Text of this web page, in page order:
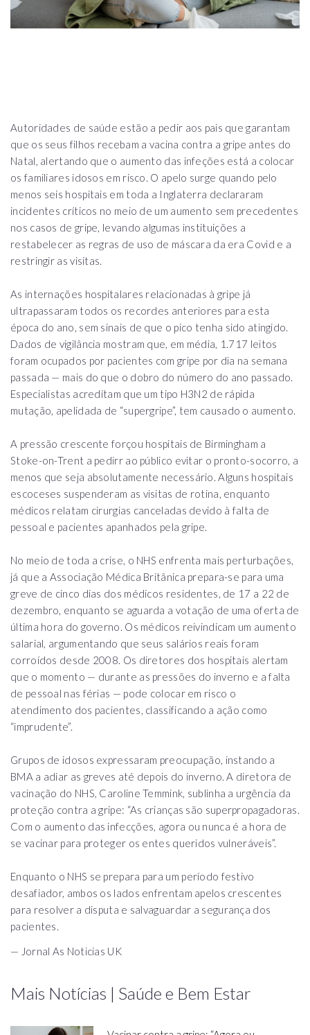
Autoridades de saúde estão a pedir aos pais que garantam
que os seus filhos recebam a vacina contra a gripe antes do
Natal, alertando que o aumento das infeções está a colocar
os familiares idosos em risco. O apelo surge quando pelo
menos seis hospitais em toda a Inglaterra declararam
incidentes críticos no meio de um aumento sem precedentes
nos casos de gripe, levando algumas instituições a
restabelecer as regras de uso de máscara da era Covid e a
restringir as visitas.
As internações hospitalares relacionadas à gripe já
ultrapassaram todos os recordes anteriores para esta
época do ano, sem sinais de que o pico tenha sido atingido.
Dados de vigilância mostram que, em média, 1.717 leitos
foram ocupados por pacientes com gripe por dia na semana
passada — mais do que o dobro do número do ano passado.
Especialistas acreditam que um tipo H3N2 de rápida
mutação, apelidada de “supergripe”, tem causado o aumento.
A pressão crescente forçou hospitais de Birmingham a
Stoke-on-Trent a pedirr ao público evitar o pronto-socorro, a
menos que seja absolutamente necessário. Alguns hospitais
escoceses suspenderam as visitas de rotina, enquanto
médicos relatam cirurgias canceladas devido à falta de
pessoal e pacientes apanhados pela gripe.
No meio de toda a crise, o NHS enfrenta mais perturbações,
já que a Associação Médica Britânica prepara-se para uma
greve de cinco dias dos médicos residentes, de 17 a 22 de
dezembro, enquanto se aguarda a votação de uma oferta de
última hora do governo. Os médicos reivindicam um aumento
salarial, argumentando que seus salários reais foram
corroídos desde 2008. Os diretores dos hospitais alertam
que o momento — durante as pressões do inverno e a falta
de pessoal nas férias — pode colocar em risco o
atendimento dos pacientes, classificando a ação como
“imprudente”.
Grupos de idosos expressaram preocupação, instando a
BMA a adiar as greves até depois do inverno. A diretora de
vacinação do NHS, Caroline Temmink, sublinha a urgência da
proteção contra a gripe: “As crianças são superpropagadoras.
Com o aumento das infecções, agora ou nunca é a hora de
se vacinar para proteger os entes queridos vulneráveis”.
Enquanto o NHS se prepara para um período festivo
desafiador, ambos os lados enfrentam apelos crescentes
para resolver a disputa e salvaguardar a segurança dos
pacientes.
— Jornal As Noticias UK
Mais Notícias | Saúde e Bem Estar